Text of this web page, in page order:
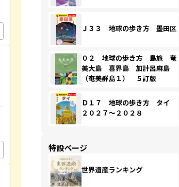
Ｊ３３ 地球の歩き方 墨田区
０２ 地球の歩き方 島旅 奄
美大島 喜界島 加計呂麻島
（奄美群島１） ５訂版
Ｄ１７ 地球の歩き方 タイ
２０２７～２０２８
特設ページ
世界遺産ランキング